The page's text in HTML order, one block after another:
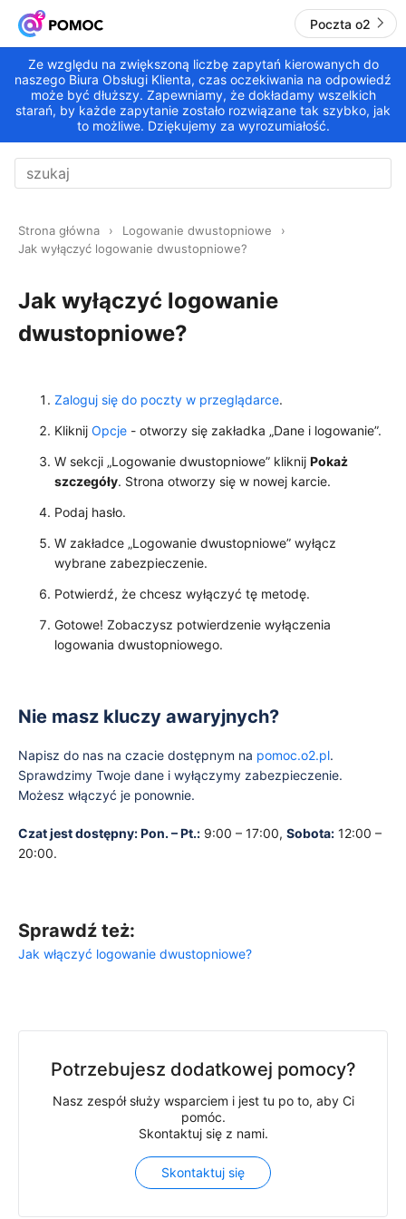
Poczta o2
Ze względu na zwiększoną liczbę zapytań kierowanych do
naszego Biura Obsługi Klienta, czas oczekiwania na odpowiedź
może być dłuższy. Zapewniamy, że dokładamy wszelkich
starań, by każde zapytanie zostało rozwiązane tak szybko, jak
to możliwe. Dziękujemy za wyrozumiałość.
Strona główna
Logowanie dwustopniowe
Jak wyłączyć logowanie dwustopniowe?
Jak wyłączyć logowanie
dwustopniowe?
Zaloguj się do poczty w przeglądarce.
Kliknij Opcje - otworzy się zakładka „Dane i logowanie”.
W sekcji „Logowanie dwustopniowe” kliknij Pokaż
szczegóły. Strona otworzy się w nowej karcie.
Podaj hasło.
W zakładce „Logowanie dwustopniowe” wyłącz
wybrane zabezpieczenie.
Potwierdź, że chcesz wyłączyć tę metodę.
Gotowe! Zobaczysz potwierdzenie wyłączenia
logowania dwustopniowego.
Nie masz kluczy awaryjnych?
Napisz do nas na czacie dostępnym na pomoc.o2.pl.
Sprawdzimy Twoje dane i wyłączymy zabezpieczenie.
Możesz włączyć je ponownie.
Czat jest dostępny:Pon. – Pt.: 9:00 – 17:00, Sobota: 12:00 –
20:00.
Sprawdź też:
Jak włączyć logowanie dwustopniowe?
Potrzebujesz dodatkowej pomocy?
Nasz zespół służy wsparciem i jest tu po to, aby Ci
pomóc.
Skontaktuj się z nami.
Skontaktuj się